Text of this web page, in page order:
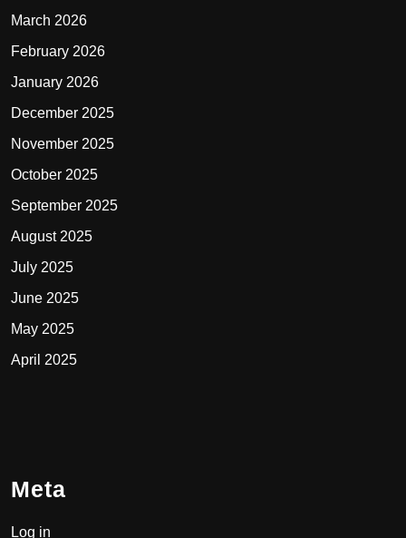
March 2026
February 2026
January 2026
December 2025
November 2025
October 2025
September 2025
August 2025
July 2025
June 2025
May 2025
April 2025
Meta
Log in